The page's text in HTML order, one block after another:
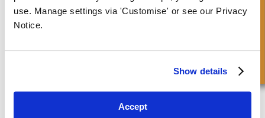
use. Manage settings via 'Customise' or see our Privacy
Notice.
Show details
Accept
A cosa servono i cilindri idraulici?
Richiesta Veloce